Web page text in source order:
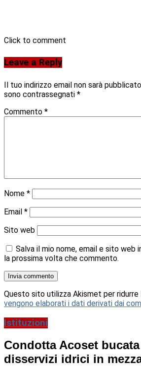
Click to comment
Leave a Reply
Il tuo indirizzo email non sarà
sono contrassegnati *
Commento *
Nome *
Email *
Sito web
Salva il mio nome, email e sito web
la prossima volta che commento.
Questo sito utilizza Akismet per ridurre
vengono elaborati i dati derivati dai
Istituzioni
Condotta Acoset
disservizi idrici in